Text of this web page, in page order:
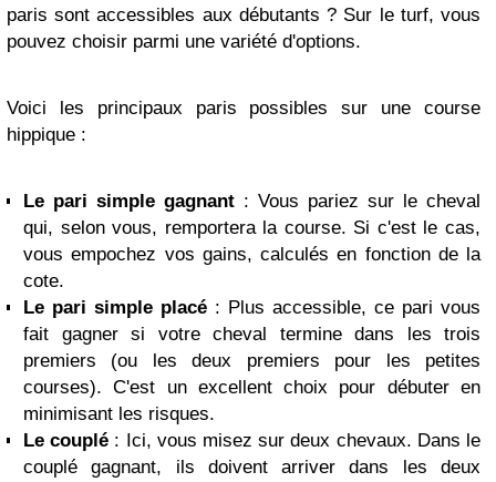
paris sont accessibles aux débutants ? Sur le turf, vous
pouvez choisir parmi une variété d'options.
Voici les principaux paris possibles sur une course
hippique :
Le pari simple gagnant : Vous pariez sur le cheval
qui, selon vous, remportera la course. Si c'est le cas,
vous empochez vos gains, calculés en fonction de la
cote.
Le pari simple placé : Plus accessible, ce pari vous
fait gagner si votre cheval termine dans les trois
premiers (ou les deux premiers pour les petites
courses). C'est un excellent choix pour débuter en
minimisant les risques.
Le couplé : Ici, vous misez sur deux chevaux. Dans le
couplé gagnant, ils doivent arriver dans les deux